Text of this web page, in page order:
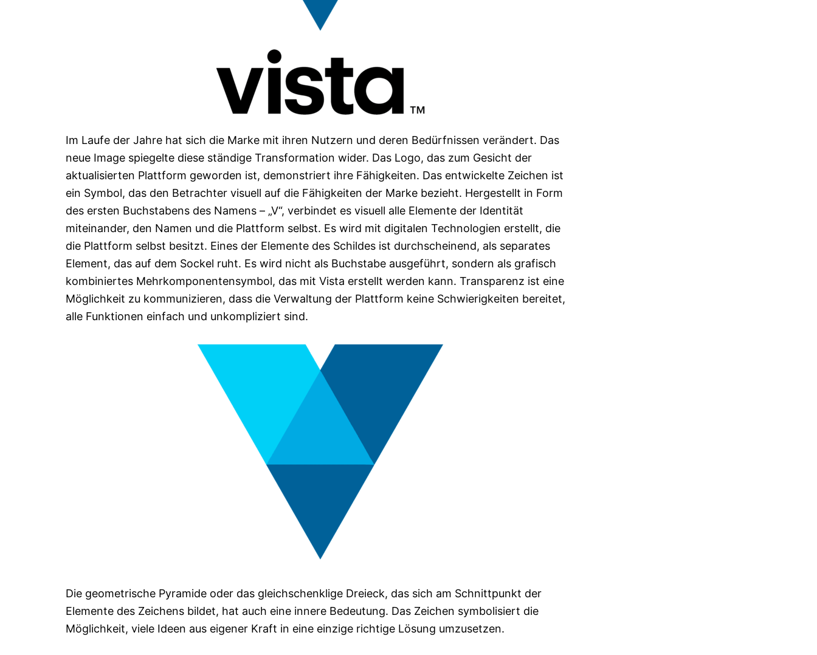
Im Laufe der Jahre hat sich die Marke mit ihren Nutzern und deren Bedürfnissen verändert. Das
neue Image spiegelte diese ständige Transformation wider. Das Logo, das zum Gesicht der
aktualisierten Plattform geworden ist, demonstriert ihre Fähigkeiten. Das entwickelte Zeichen ist
ein Symbol, das den Betrachter visuell auf die Fähigkeiten der Marke bezieht. Hergestellt in Form
des ersten Buchstabens des Namens – „V“, verbindet es visuell alle Elemente der Identität
miteinander, den Namen und die Plattform selbst. Es wird mit digitalen Technologien erstellt, die
die Plattform selbst besitzt. Eines der Elemente des Schildes ist durchscheinend, als separates
Element, das auf dem Sockel ruht. Es wird nicht als Buchstabe ausgeführt, sondern als grafisch
kombiniertes Mehrkomponentensymbol, das mit Vista erstellt werden kann. Transparenz ist eine
Möglichkeit zu kommunizieren, dass die Verwaltung der Plattform keine Schwierigkeiten bereitet,
alle Funktionen einfach und unkompliziert sind.
Die geometrische Pyramide oder das gleichschenklige Dreieck, das sich am Schnittpunkt der
Elemente des Zeichens bildet, hat auch eine innere Bedeutung. Das Zeichen symbolisiert die
Möglichkeit, viele Ideen aus eigener Kraft in eine einzige richtige Lösung umzusetzen.